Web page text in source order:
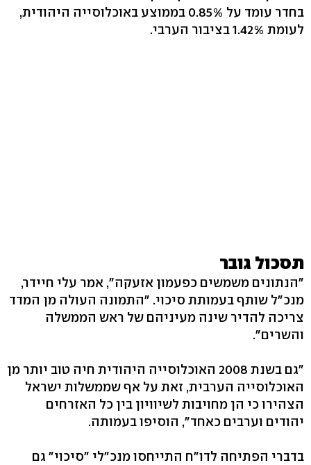
בחדר עומד על 0.85% בממוצע באוכלוסייה היהודית,
לעומת 1.42% בציבור הערבי.
תסכול גובר
"הנתונים משמשים כפעמון אזעקה", אמר עלי חיידר,
מנכ"ל שותף בעמותת סיכוי. "התמונה העולה מן המדד
צריכה להדיר שינה מעיניהם של ראש הממשלה
והשרים".
"גם בשנת 2008 האוכלוסייה היהודית חיה טוב יותר מן
האוכלוסייה הערבית, זאת על אף שממשלות ישראל
הצהירו כי הן מחויבות לשיוויון בין כל האזרחים
יהודים וערבים כאחד", הוסיפו בעמותה.
בדברי הפתיחה לדו"ח התייחסו מנכ"לי "סיכוי" גם